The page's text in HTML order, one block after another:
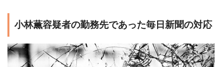
小林薫容疑者の勤務先であった毎日新聞の対応